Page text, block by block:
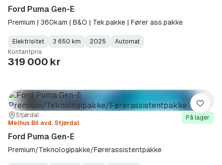
Ford Puma Gen-E
Premium | 360kam | B&O | Tek.pakke | Fører ass.pakke
Fuel
Type:
Elektrisitet
Kilometerstand:
3 650 km
Model
Year:
2025
Gearbox
Type:
Automat
Kontantpris
319 000 kr
Sted:
Stjørdal
Forhandler:
Melhus Bil avd. Stjørdal
På lager
Ford Puma Gen-E
Premium/Teknologipakke/Førerassistentpakke
Lagre